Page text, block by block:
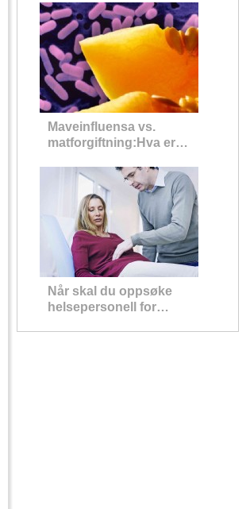
Maveinfluensa vs.
matforgiftning:Hva er
Når skal du oppsøke
helsepersonell for